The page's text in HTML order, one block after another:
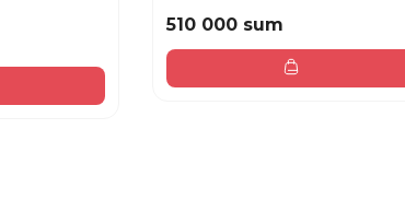
510 000 sum